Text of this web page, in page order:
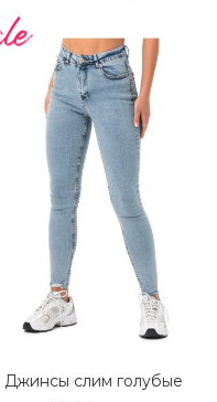
Джинсы слим голубые